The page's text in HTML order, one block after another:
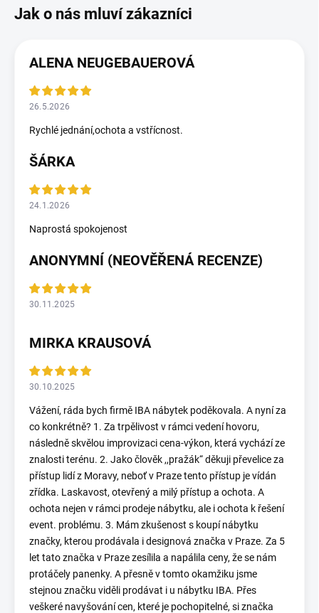
ALENA NEUGEBAUEROVÁ
26.5.2026
Rychlé jednání,ochota a vstřícnost.
ŠÁRKA
24.1.2026
Naprostá spokojenost
ANONYMNÍ (NEOVĚŘENÁ RECENZE)
30.11.2025
MIRKA KRAUSOVÁ
30.10.2025
Vážení, ráda bych firmě IBA nábytek poděkovala. A nyní za
co konkrétně? 1. Za trpělivost v rámci vedení hovoru,
následně skvělou improvizaci cena-výkon, která vychází ze
znalosti terénu. 2. Jako člověk ,,pražák“ děkuji převelice za
přístup lidí z Moravy, neboť v Praze tento přístup je vídán
zřídka. Laskavost, otevřený a milý přístup a ochota. A
ochota nejen v rámci prodeje nábytku, ale i ochota k řešení
event. problému. 3. Mám zkušenost s koupí nábytku
značky, kterou prodávala i designová značka v Praze. Za 5
let tato značka v Praze zesílila a napálila ceny, že se nám
protáčely panenky. A přesně v tomto okamžiku jsme
stejnou značku viděli prodávat i u nábytku IBA. Přes
veškeré navyšování cen, které je pochopitelné, si značka